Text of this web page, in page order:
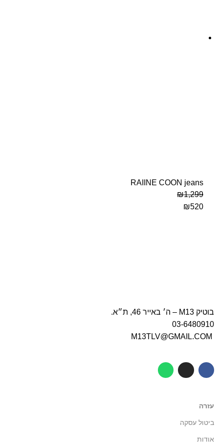
RAIINE COON jeans
₪1,299
₪520
בוטיק M13 – ה׳ באייר 46, ת״א.
03-6480910
עזרה
ביטול עסקה
אודות